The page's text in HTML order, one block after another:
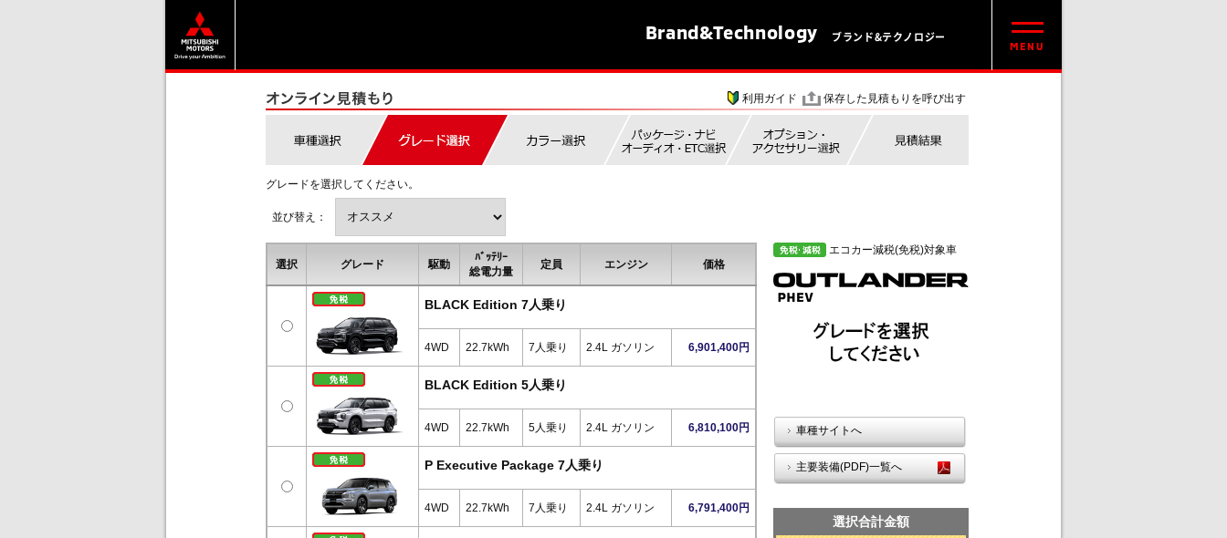
Brand&Technology ブランド&テクノロジー
利用ガイド 保存した見積もりを呼び出す
グレードを選択してください。
並び替え：
選択 グレード 駆動
ﾊﾞｯﾃﾘｰ
総電力量
定員 エンジン 価格
BLACK Edition 7人乗り
4WD 22.7kWh 7人乗り 2.4L ガソリン 6,901,400円
BLACK Edition 5人乗り
4WD 22.7kWh 5人乗り 2.4L ガソリン 6,810,100円
P Executive Package 7人乗り
4WD 22.7kWh 7人乗り 2.4L ガソリン 6,791,400円
エコカー減税(免税)対象車
車種サイトへ
主要装備(PDF)一覧へ
選択合計金額